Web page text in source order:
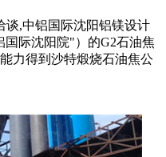
谈,中铝国际沈阳铝镁设计
际沈阳院"）的G2石油焦
力得到沙特煅烧石油焦公